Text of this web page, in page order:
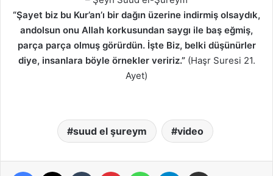
o
n
X
“Şayet biz bu Kur’an’ı bir dağın üzerine indirmiş olsaydık,
andolsun onu Allah korkusundan saygı ile baş eğmiş,
parça parça olmuş görürdün. İşte Biz, belki düşünürler
diye, insanlara böyle örnekler veririz.” (Haşr Suresi 21.
Ayet)
suud el şureym video